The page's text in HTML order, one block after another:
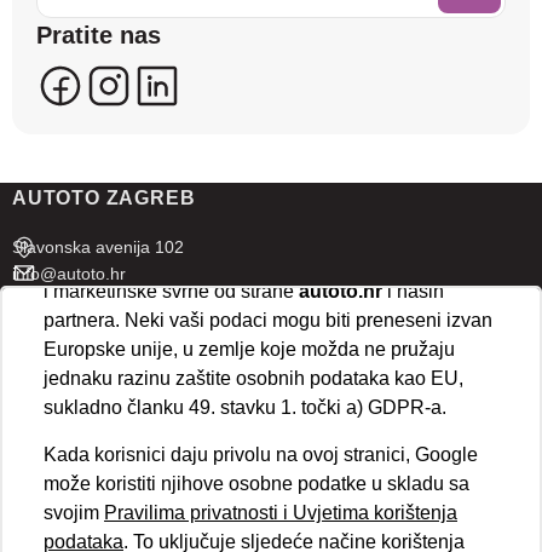
Pratite nas
AUTOTO ZAGREB
Slavonska avenija 102
info@autoto.hr
Pon - Pet 07:30-18:00
Sub 08:00-13:00
AUTOTO SPLIT
info@autoto.hr
Pon - Pet 08:00-17:00
Sub 08:00-13:00
sadržaje koji bi vas mogli zanimati. U tu svrhu mogu
se kreirati korisnički profili koji povezuju podatke s
više uređaja i web lokacija. Naši partneri također
koriste ove tehnologije.
ispravno funkcioniranje stranice. Odabirom
kolačića na vaš uređaj i njihovu obradu za analitičke
i marketinške svrhe od straneautoto.hri naših
partnera. Neki vaši podaci mogu biti preneseni izvan
Europske unije, u zemlje koje možda ne pružaju
jednaku razinu zaštite osobnih podataka kao EU,
sukladno članku 49. stavku 1. točki a) GDPR-a.
Kada korisnici daju privolu na ovoj stranici, Google
može koristiti njihove osobne podatke u skladu sa
svojim Pravilima privatnosti i Uvjetima korištenja
podataka. To uključuje sljedeće načine korištenja